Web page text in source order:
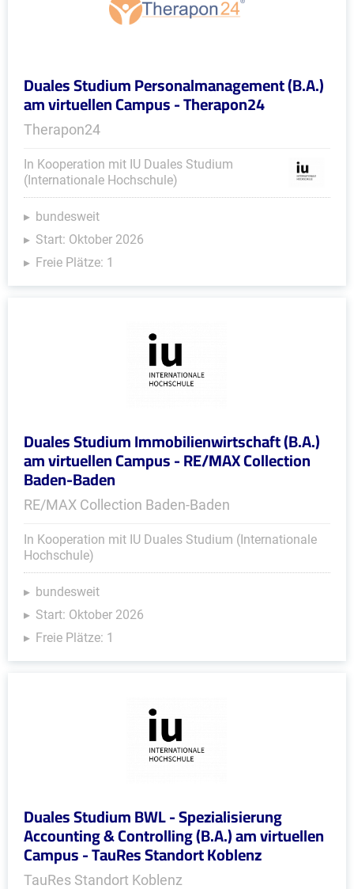
Duales Studium Personalmanagement (B.A.)
am virtuellen Campus - Therapon24
Therapon24
In Kooperation mit IU Duales Studium
(Internationale Hochschule)
bundesweit
Start: Oktober 2026
Freie Plätze: 1
Duales Studium Immobilienwirtschaft (B.A.)
am virtuellen Campus - RE/MAX Collection
Baden-Baden
RE/MAX Collection Baden-Baden
In Kooperation mit IU Duales Studium (Internationale
Hochschule)
bundesweit
Start: Oktober 2026
Freie Plätze: 1
Duales Studium BWL - Spezialisierung
Accounting & Controlling (B.A.) am virtuellen
Campus - TauRes Standort Koblenz
TauRes Standort Koblenz